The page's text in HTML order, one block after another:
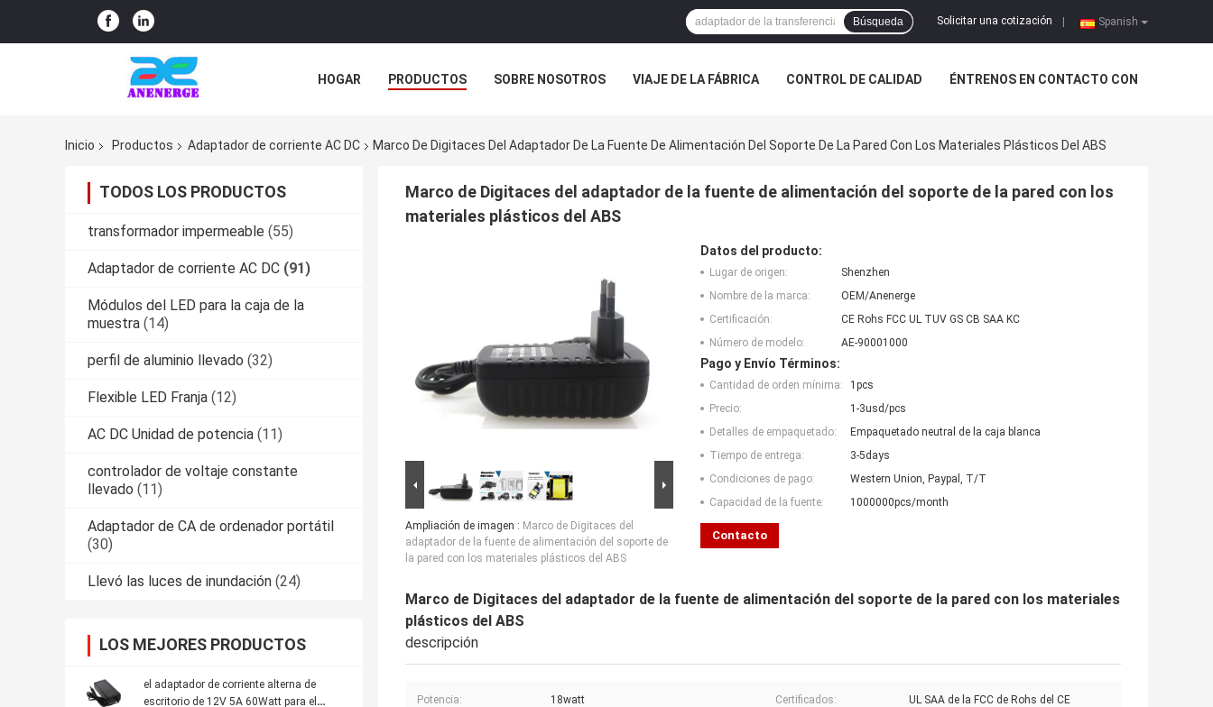
Spanish
Solicitar una cotización
Búsqueda
HOGAR PRODUCTOS SOBRE NOSOTROS VIAJE DE LA FÁBRICA CONTROL DE CALIDAD ÉNTRENOS EN CONTACTO CON
Inicio
Productos Adaptador de corriente AC DC Marco De Digitaces Del Adaptador De La Fuente De Alimentación Del Soporte De La Pared Con Los Materiales Plásticos Del ABS
TODOS LOS PRODUCTOS
transformador impermeable (55)
Adaptador de corriente AC DC (91)
Módulos del LED para la caja de la
muestra (14)
perfil de aluminio llevado (32)
Flexible LED Franja (12)
AC DC Unidad de potencia (11)
controlador de voltaje constante
llevado (11)
Adaptador de CA de ordenador portátil
(30)
Llevó las luces de inundación (24)
LOS MEJORES PRODUCTOS
el adaptador de corriente alterna de
escritorio de 12V 5A 60Watt para el
Marco de Digitaces del adaptador de la fuente de alimentación del soporte de la pared con los
materiales plásticos del ABS
Ampliación de imagen : Marco de Digitaces del
adaptador de la fuente de alimentación del soporte de
la pared con los materiales plásticos del ABS
Datos del producto:
Lugar de origen:
Shenzhen
Nombre de la marca:
OEM/Anenerge
Certificación:
CE Rohs FCC UL TUV GS CB SAA KC
Número de modelo:
AE-90001000
Pago y Envío Términos:
Cantidad de orden mínima:
1pcs
Precio:
1-3usd/pcs
Detalles de empaquetado:
Empaquetado neutral de la caja blanca
Tiempo de entrega:
3-5days
Condiciones de pago:
Western Union, Paypal, T/T
Capacidad de la fuente:
1000000pcs/month
Contacto
Marco de Digitaces del adaptador de la fuente de alimentación del soporte de la pared con los materiales
plásticos del ABS
descripción
Potencia: 18watt Certificados: UL SAA de la FCC de Rohs del CE